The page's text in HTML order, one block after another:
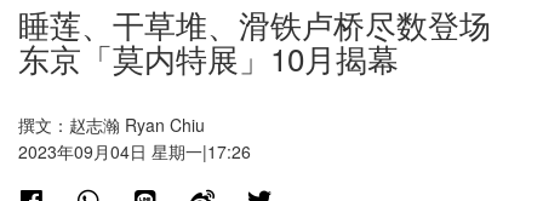
睡莲、干草堆、滑铁卢桥尽数登场
东京「莫内特展」10月揭幕
撰文：赵志瀚 Ryan Chiu
2023年09月04日 星期一|17:26